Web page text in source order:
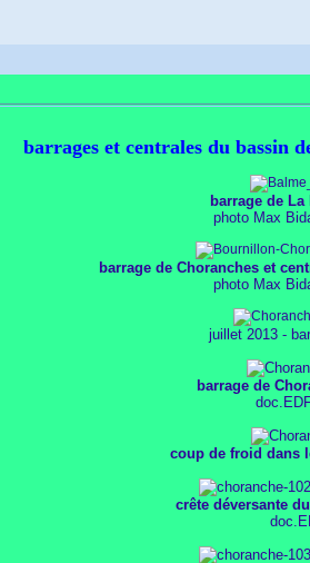
barrages et centrales du bassin
barrage de La
photo Max
barrage de Choranches et
photo Max
juillet 2013 -
barrage de
coup de froid dans
crête déversante